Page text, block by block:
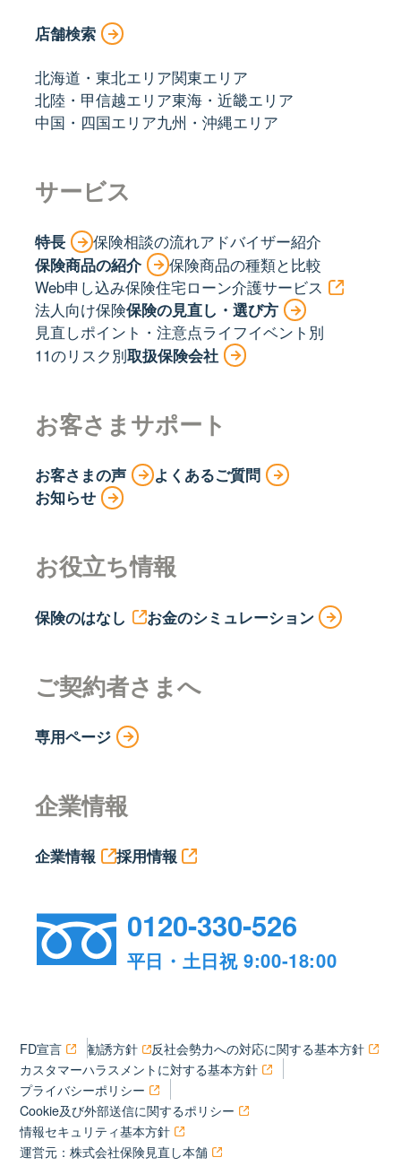
店舗検索
北海道・東北エリア関東エリア
北陸・甲信越エリア東海・近畿エリア
中国・四国エリア九州・沖縄エリア
サービス
特長 保険相談の流れアドバイザー紹介
保険商品の紹介
保険商品の種類と比較
Web申し込み保険住宅ローン介護サービス
法人向け保険保険の見直し・選び方
見直しポイント・注意点ライフイベント別
11のリスク別取扱保険会社
お客さまサポート
お客さまの声
よくあるご質問
お知らせ
お役立ち情報
保険のはなし お金のシミュレーション
ご契約者さまへ
専用ページ
企業情報
企業情報 採用情報
0120-330-526
平日・土日祝 9:00-18:00
FD宣言 勧誘方針
反社会勢力への対応に関する基本方針
カスタマーハラスメントに対する基本方針
プライバシーポリシー
Cookie及び外部送信に関するポリシー
情報セキュリティ基本方針
運営元：株式会社保険見直し本舗